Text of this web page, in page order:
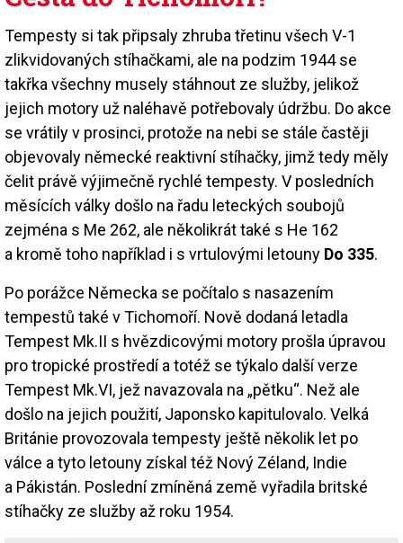
Tempesty si tak připsaly zhruba třetinu všech V-1
zlikvidovaných stíhačkami, ale na podzim 1944 se
takřka všechny musely stáhnout ze služby, jelikož
jejich motory už naléhavě potřebovaly údržbu. Do akce
se vrátily v prosinci, protože na nebi se stále častěji
objevovaly německé reaktivní stíhačky, jimž tedy měly
čelit právě výjimečně rychlé tempesty. V posledních
měsících války došlo na řadu leteckých soubojů
zejména s Me 262, ale několikrát také s He 162
a kromě toho například i s vrtulovými letouny Do 335.
Po porážce Německa se počítalo s nasazením
tempestů také v Tichomoří. Nově dodaná letadla
Tempest Mk.II s hvězdicovými motory prošla úpravou
pro tropické prostředí a totéž se týkalo další verze
Tempest Mk.VI, jež navazovala na „pětku“. Než ale
došlo na jejich použití, Japonsko kapitulovalo. Velká
Británie provozovala tempesty ještě několik let po
válce a tyto letouny získal též Nový Zéland, Indie
a Pákistán. Poslední zmíněná země vyřadila britské
stíhačky ze služby až roku 1954.